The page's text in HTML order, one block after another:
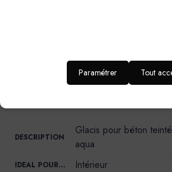
régulier et durable.
DESCRIPTION
Glacis pour béton
aqua
IDEAL POUR… Intérieur
Paramétrer Tout